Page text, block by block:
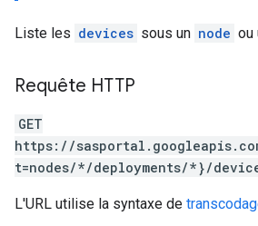
Liste les devices sous un node ou
Requête HTTP
GET
https://
t=nodes/*/deployments/*}/
L'URL utilise la syntaxe de